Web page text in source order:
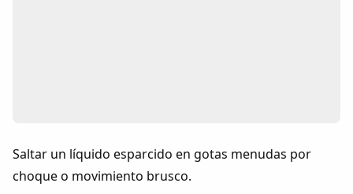
Foros
Saltar un líquido esparcido en gotas menudas por
choque o movimiento brusco.